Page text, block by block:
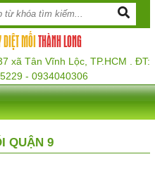
DIỆT MỐITHÀNH LONG
xã Tân Vĩnh Lộc, TP.HCM . ĐT:
- 0934040306
QUẬN 9